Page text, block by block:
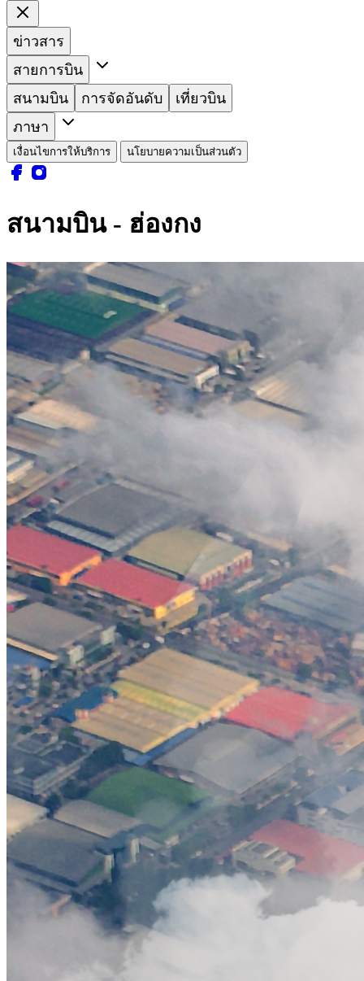
ข่าวสาร
สายการบิน
สนามบิน
การจัดอันดับ
เที่ยวบิน
ภาษา
เงื่อนไขการให้บริการ นโยบายความเป็นส่วนตัว
สนามบิน - ฮ่องกง